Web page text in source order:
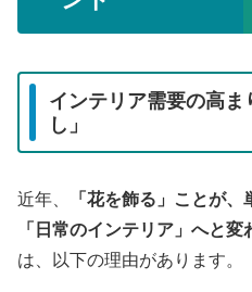
インテリア需要の高ま
し」
近年、
「花を飾る」ことが
「日常のインテリア」へと変
は、以下の理由があります。